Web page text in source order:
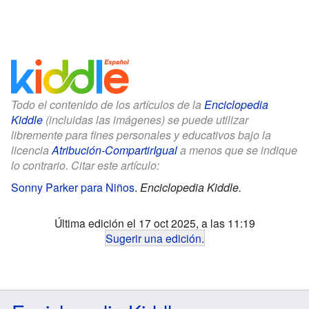
Todo el contenido de los artículos de la Enciclopedia
Kiddle (incluidas las imágenes) se puede utilizar
libremente para fines personales y educativos bajo la
licenciaAtribución-CompartirIguala menos que se indique
lo contrario. Citar este artículo:
Sonny Parker para Niños. Enciclopedia Kiddle.
Última edición el 17 oct 2025, a las 11:19
Sugerir una edición.